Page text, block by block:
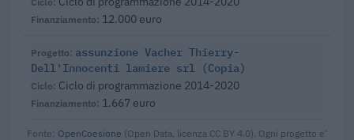
12.000 euro
assunzione Vacher Thierry-
Dell'Innocenti lamiere srl (Copia)
Ciclo di programmazione 2014-2020
1.667 euro
Fonte: OpenCoesione (Open Data, licenza CC BY 4.0). Ogni progetto e'